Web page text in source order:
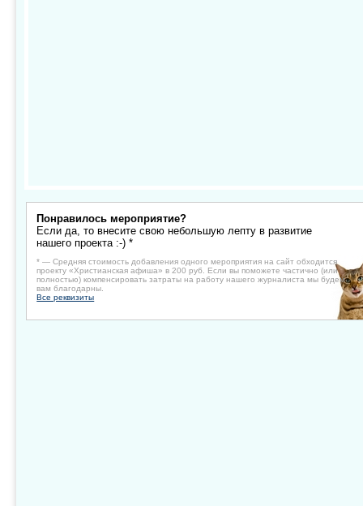
Понравилось мероприятие?
Если да, то внесите свою небольшую лепту в развитие
нашего проекта :-) *
* — Средняя стоимость добавления одного мероприятия на сайт обходится
проекту «Христианская афиша» в 200 руб. Если вы поможете частично (или
полностью) компенсировать затраты на работу нашего журналиста мы будем
вам благодарны.
Все реквизиты